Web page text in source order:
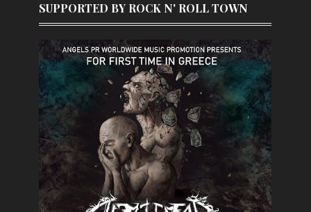
SUPPORTED BY ROCK N' ROLL TOWN